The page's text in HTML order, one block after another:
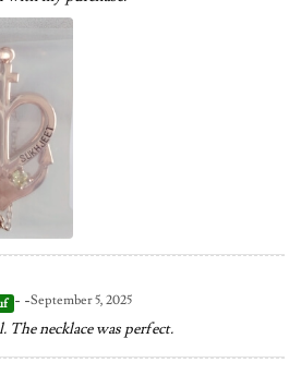
- -September 5, 2025
The necklace was perfect.